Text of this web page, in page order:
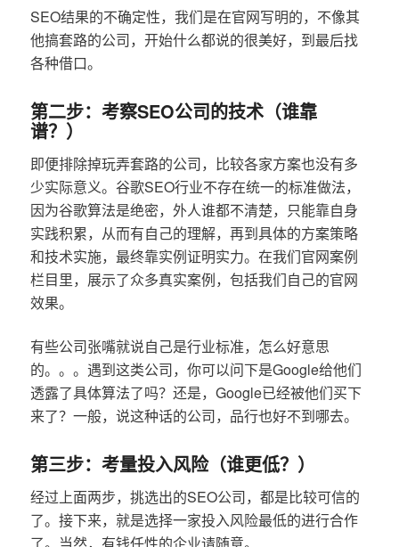
SEO结果的不确定性，我们是在官网写明的，不像其
他搞套路的公司，开始什么都说的很美好，到最后找
各种借口。
第二步：考察SEO公司的技术（谁靠
谱？）
即便排除掉玩弄套路的公司，比较各家方案也没有多
少实际意义。谷歌SEO行业不存在统一的标准做法，
因为谷歌算法是绝密，外人谁都不清楚，只能靠自身
实践积累，从而有自己的理解，再到具体的方案策略
和技术实施，最终靠实例证明实力。在我们官网案例
栏目里，展示了众多真实案例，包括我们自己的官网
效果。
有些公司张嘴就说自己是行业标准，怎么好意思
的。。。遇到这类公司，你可以问下是Google给他们
透露了具体算法了吗？还是，Google已经被他们买下
来了？一般，说这种话的公司，品行也好不到哪去。
第三步：考量投入风险（谁更低？）
经过上面两步，挑选出的SEO公司，都是比较可信的
了。接下来，就是选择一家投入风险最低的进行合作